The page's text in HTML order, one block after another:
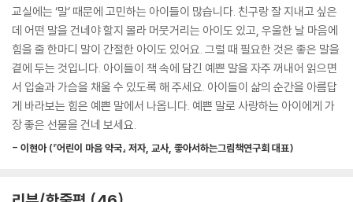
서로에게 들려주는 ‘따뜻한 말’로
우리는 더욱 가까워져요
아이들이 ‘무엇을 어떻게 말할지’ 배우는 일은 중요합니다. 어른들은 아이
에게 ‘이런 상황에서는 이렇게 해야 해.’라고 가르치기도 하지만, 자칫 잔소
리로 들리기 쉽습니다. 어린이들이 스스로 자기가 하는 말의 중요성을 깨
달을 수 있도록 ‘따뜻한 말’을 함께 읽어 보세요.
김종원 작가는 아이가 마음에 담기를 바라는 말들을 장황하게 가르치는 대
없이 읽을 수 있는 길이의 문장으로 담았기에, 아이가 책에 담긴 ‘따뜻한
교실에는 ‘말’ 때문에 고민하는 아이들이 많습니다. 친구랑 잘 지내고 싶은
데 어떤 말을 건네야 할지 몰라 머뭇거리는 아이도 있고, 우울한 날 마음에
힘을 줄 한마디 말이 간절한 아이도 있어요. 그럴 때 필요한 것은 좋은 말을
곁에 두는 것입니다. 아이들이 책 속에 담긴 예쁜 말을 자주 꺼내어 읽으면
서 입술과 가슴을 채울 수 있도록 해 주세요. 아이들이 삶의 순간을 아름답
게 바라보는 힘은 예쁜 말에서 나옵니다. 예쁜 말로 사랑하는 아이에게 가
장 좋은 선물을 건네 보세요.
- 이현아 (『어린이 마음 약국』 저자, 교사, 좋아서하는그림책연구회 대표)